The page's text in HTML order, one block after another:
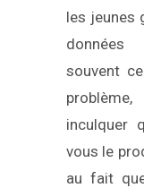
les jeunes
souvent
inculquer
vous le
au fait